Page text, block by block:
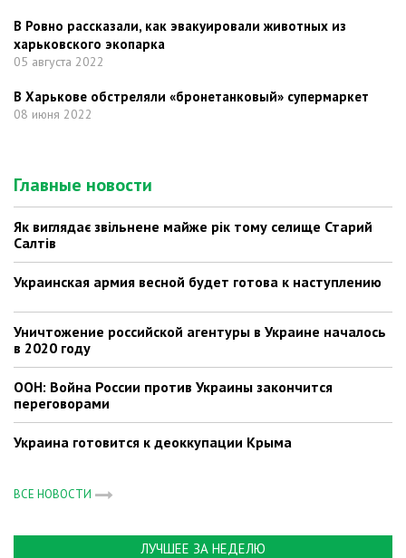
В Ровно рассказали, как эвакуировали животных из
харьковского экопарка
05 августа 2022
В Харькове обстреляли «бронетанковый» супермаркет
08 июня 2022
Главные новости
Як виглядає звільнене майже рік тому селище Старий
Салтів
Украинская армия весной будет готова к наступлению
Уничтожение российской агентуры в Украине началось
в 2020 году
ООН: Война России против Украины закончится
переговорами
Украина готовится к деоккупации Крыма
ВСЕ НОВОСТИ
ЛУЧШЕЕ ЗА НЕДЕЛЮ